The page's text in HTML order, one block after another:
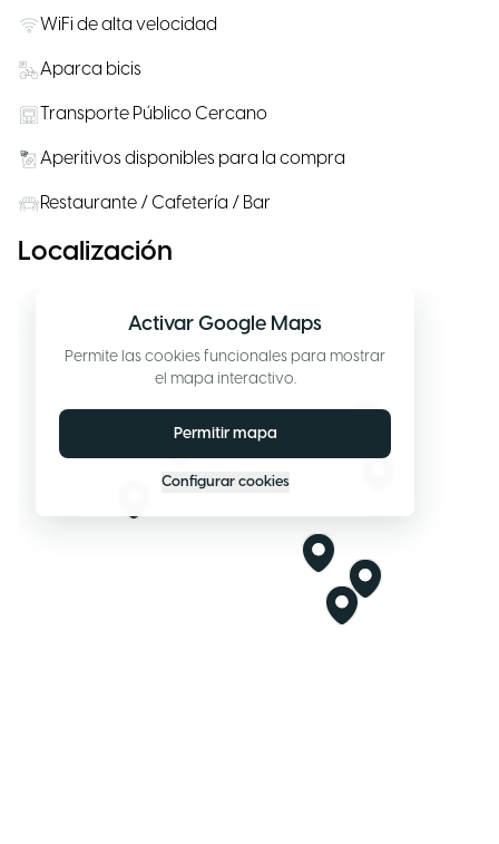
WiFi de alta velocidad
Aparca bicis
Transporte Público Cercano
Aperitivos disponibles para la compra
Restaurante / Cafetería / Bar
Localización
Activar Google Maps
Permite las cookies funcionales para mostrar
el mapa interactivo.
Permitir mapa
Configurar cookies